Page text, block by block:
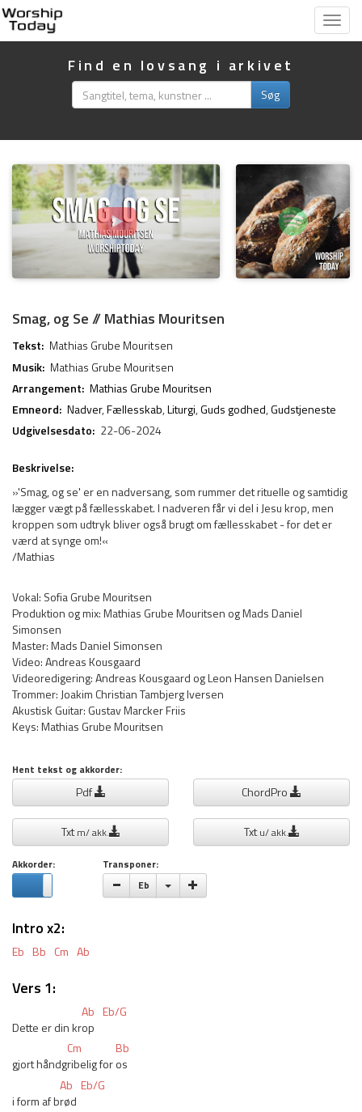
Vis
Find en lovsang i arkivet
Søg
Smag, og Se // Mathias Mouritsen
Tekst: Mathias Grube Mouritsen
Musik: Mathias Grube Mouritsen
Arrangement: Mathias Grube Mouritsen
Emneord: Nadver,Fællesskab,Liturgi,Guds godhed,Gudstjeneste
Udgivelsesdato: 22-06-2024
Beskrivelse:
»'Smag, og se' er en nadversang, som rummer det rituelle og samtidig
lægger vægt på fællesskabet. I nadveren får vi del i Jesu krop, men
kroppen som udtryk bliver også brugt om fællesskabet - for det er
værd at synge om!«
/Mathias
Vokal: Sofia Grube Mouritsen
Produktion og mix: Mathias Grube Mouritsen og Mads Daniel
Simonsen
Master: Mads Daniel Simonsen
Video: Andreas Kousgaard
Videoredigering: Andreas Kousgaard og Leon Hansen Danielsen
Trommer: Joakim Christian Tambjerg Iversen
Akustisk Guitar: Gustav Marcker Friis
Keys: Mathias Grube Mouritsen
Hent tekst og akkorder:
Pdf ChordPro
Txtm/ akk. Txtu/ akk.
Akkorder: Transponer:
Eb Vælge toneart
Intro x2:
Eb Bb Cm Ab
Vers 1:
Ab Eb/G
Dette er din krop
Cm
Bb
gjort håndgribelig for os
Ab Eb/G
i form af brød